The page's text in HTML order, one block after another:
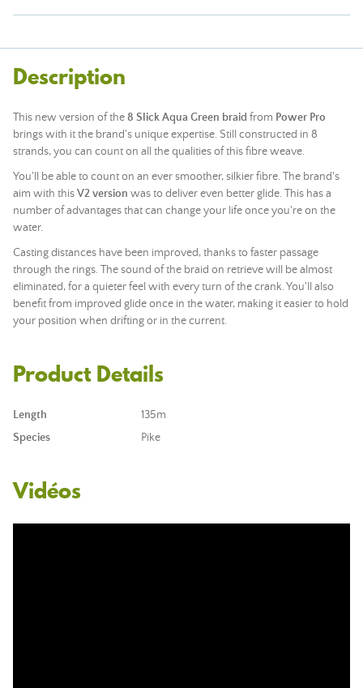
Description
This new version of the8 Slick Aqua Green braid from Power Pro
brings with it the brand's unique expertise. Still constructed in 8
strands, you can count on all the qualities of this fibre weave.
You'll be able to count on an ever smoother, silkier fibre. The brand's
aim with thisV2 version was to deliver even better glide. This has a
number of advantages that can change your life once you're on the
water.
Casting distances have been improved, thanks to faster passage
through the rings. The sound of the braid on retrieve will be almost
eliminated, for a quieter feel with every turn of the crank. You'll also
benefit from improved glide once in the water, making it easier to hold
your position when drifting or in the current.
Product Details
Length
135m
Species
Pike
Vidéos